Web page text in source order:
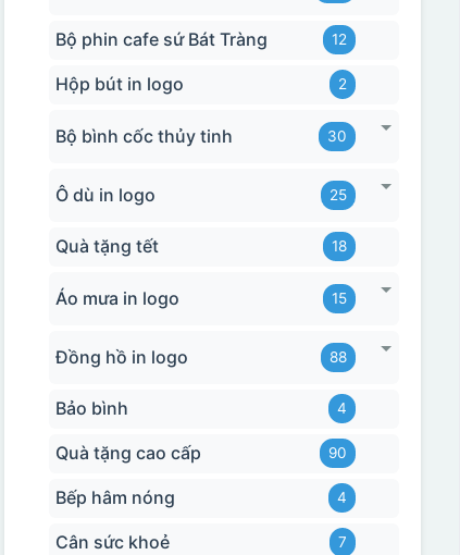
Bộ phin cafe sứ Bát Tràng 12
Hộp bút in logo 2
Bộ bình cốc thủy tinh 30
Ô dù in logo 25
Quà tặng tết 18
Áo mưa in logo 15
Đồng hồ in logo 88
Bảo bình 4
Quà tặng cao cấp 90
Bếp hâm nóng 4
Cân sức khoẻ 7